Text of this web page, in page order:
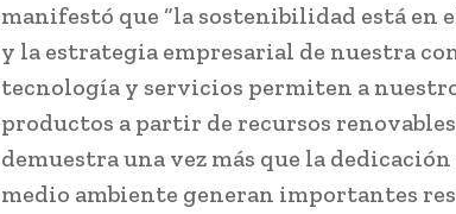
manifestó que “la sostenibilidad está en
y la estrategia empresarial de nuestra
tecnología y servicios permiten a
productos a partir de recursos
demuestra una vez más que la
medio ambiente generan importantes